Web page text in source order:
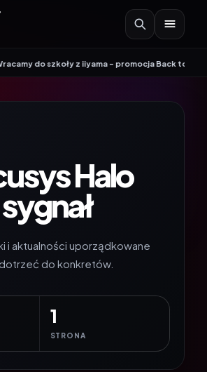
szkoły z iiyama – promocja Back to School na
Halo
i aktualności uporządkowane
do konkretów.
1
STRONA